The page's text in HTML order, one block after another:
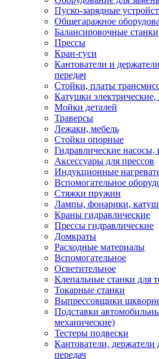
Пуско-зарядные
Общегаражное
Балансировочные станки
Прессы
Кран-гуси
Кантователи и
передач
Стойки, платы
Катушки
Мойки деталей
Траверсы
Лежаки, мебель
Стойки опорные
Гидравлические
Аксессуары для прессов
Индукционные
Вспомогательное
Стяжки пружин
Лампы, фонарики,
Краны гидравлические
Прессы гидравлические
Домкраты
Расходные материалы
Вспомогательное
Осветительное
Клепальные станки для
Токарные станки
Выпрессовщики
Подставки
механические)
Тестеры подвески
Кантователи, держатели
передач